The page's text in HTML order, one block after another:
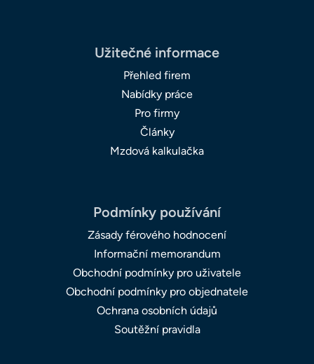
Užitečné informace
Přehled firem
Nabídky práce
Pro firmy
Články
Mzdová kalkulačka
Podmínky používání
Zásady férového hodnocení
Informační memorandum
Obchodní podmínky pro uživatele
Obchodní podmínky pro objednatele
Ochrana osobních údajů
Soutěžní pravidla